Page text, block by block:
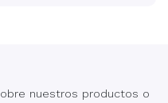
nuestros productos o